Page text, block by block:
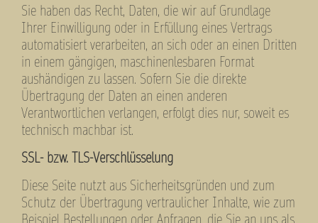
Sie haben das Recht, Daten, die wir auf Grundlage
Ihrer Einwilligung oder in Erfüllung eines Vertrags
automatisiert verarbeiten, an sich oder an einen Dritten
in einem gängigen, maschinenlesbaren Format
aushändigen zu lassen. Sofern Sie die direkte
Übertragung der Daten an einen anderen
Verantwortlichen verlangen, erfolgt dies nur, soweit es
technisch machbar ist.
SSL- bzw. TLS-Verschlüsselung
Diese Seite nutzt aus Sicherheitsgründen und zum
Schutz der Übertragung vertraulicher Inhalte, wie zum